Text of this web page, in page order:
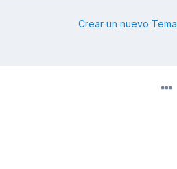
Crear un nuevo Tema